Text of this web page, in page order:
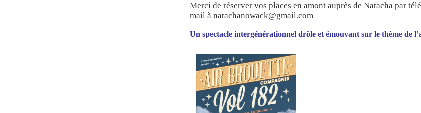
Merci de réserver vos places en amont auprès de Natacha par
mail à natachanowack@gmail.com
Un spectacle intergénérationnel drôle et émouvant sur le thème de